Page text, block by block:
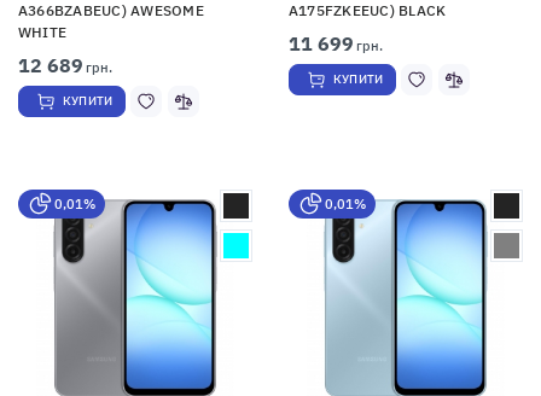
A366BZABEUC) AWESOME
WHITE
12 689 грн.
КУПИТИ
A175FZKEEUC) BLACK
11 699 грн.
КУПИТИ
0,01% 0,01%